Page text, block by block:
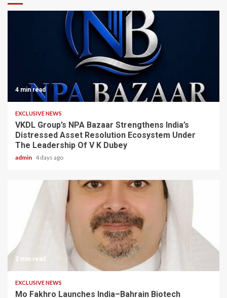
4 min read
EXCLUSIVE NEWS
VKDL Group’s NPA Bazaar Strengthens India’s
Distressed Asset Resolution Ecosystem Under
The Leadership Of V K Dubey
admin 4 days ago
2 min read
EXCLUSIVE NEWS
Mo Fakhro Launches India–Bahrain Biotech